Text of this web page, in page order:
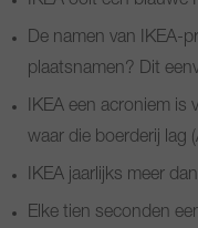
De namen van IKEA-
plaatsnamen? Dit
IKEA een acroniem is
waar die boerderij lag
IKEA jaarlijks meer
Elke tien seconden